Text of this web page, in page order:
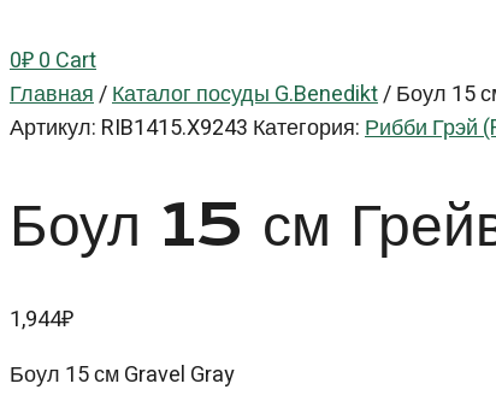
0₽0Cart
Главная/Каталог посуды G.Benedikt/Боул 15
Артикул: RIB1415.X9243 Категория:Рибби Грэй
Боул 15 см
1,944₽
Боул 15 см Gravel Gray